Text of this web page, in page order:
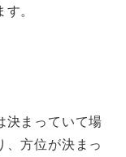
。
決まっていて場
、方位が決まっ